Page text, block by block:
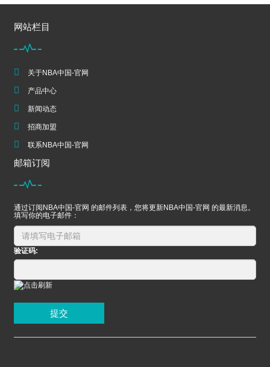
网站栏目
关于NBA中国-官网
产品中心
新闻动态
招商加盟
联系NBA中国-官网
邮箱订阅
通过订阅NBA中国-官网 的邮件列表，您将更新NBA中国-官网 的最新消息。
填写你的电子邮件：
验证码:
提交